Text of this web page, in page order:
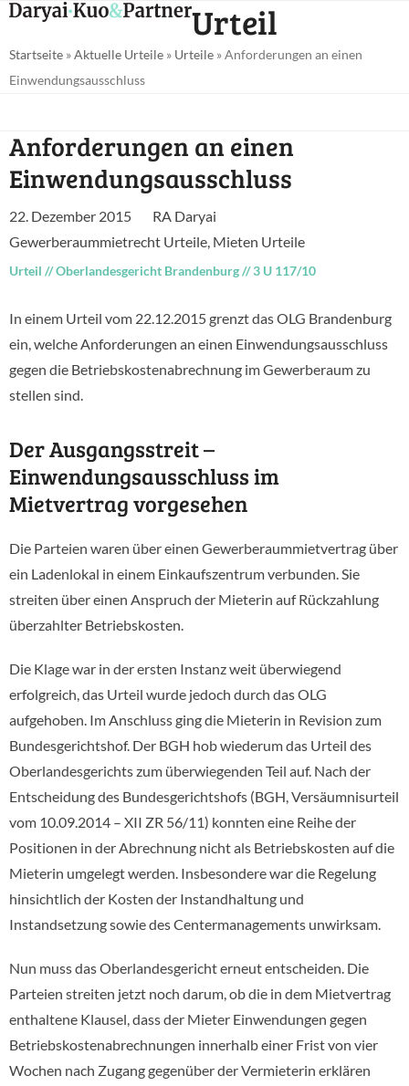
Skip
content
Open
menu
Close
menu
Urteil
Startseite »Aktuelle Urteile » Urteile »Anforderungen an einen
Einwendungsausschluss
Anforderungen an einen
Einwendungsausschluss
22. Dezember 2015
RA Daryai
Gewerberaummietrecht Urteile, Mieten Urteile
Urteil //Oberlandesgericht Brandenburg//3 U 117/10
In einem Urteil vom 22.12.2015 grenzt das OLG Brandenburg
ein, welche Anforderungen an einen Einwendungsausschluss
gegen die Betriebskostenabrechnung im Gewerberaum zu
stellen sind.
Der Ausgangsstreit –
Einwendungsausschluss im
Mietvertrag vorgesehen
Die Parteien waren über einen Gewerberaummietvertrag über
ein Ladenlokal in einem Einkaufszentrum verbunden. Sie
streiten über einen Anspruch der Mieterin auf Rückzahlung
überzahlter Betriebskosten.
Die Klage war in der ersten Instanz weit überwiegend
erfolgreich, das Urteil wurde jedoch durch das OLG
aufgehoben. Im Anschluss ging die Mieterin in Revision zum
Bundesgerichtshof. Der BGH hob wiederum das Urteil des
Oberlandesgerichts zum überwiegenden Teil auf. Nach der
Entscheidung des Bundesgerichtshofs (BGH, Versäumnisurteil
vom 10.09.2014 – XII ZR 56/11) konnten eine Reihe der
Positionen in der Abrechnung nicht als Betriebskosten auf die
Mieterin umgelegt werden. Insbesondere war die Regelung
hinsichtlich der Kosten der Instandhaltung und
Instandsetzung sowie des Centermanagements unwirksam.
Nun muss das Oberlandesgericht erneut entscheiden. Die
Parteien streiten jetzt noch darum, ob die in dem Mietvertrag
enthaltene Klausel, dass der Mieter Einwendungen gegen
Betriebskostenabrechnungen innerhalb einer Frist von vier
Wochen nach Zugang gegenüber der Vermieterin erklären